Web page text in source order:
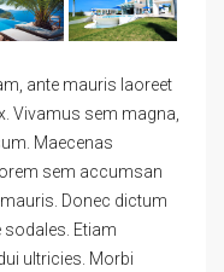
ante mauris laoreet
Vivamus sem magna,
Maecenas
sem accumsan
Donec dictum
sodales. Etiam
ultricies. Morbi